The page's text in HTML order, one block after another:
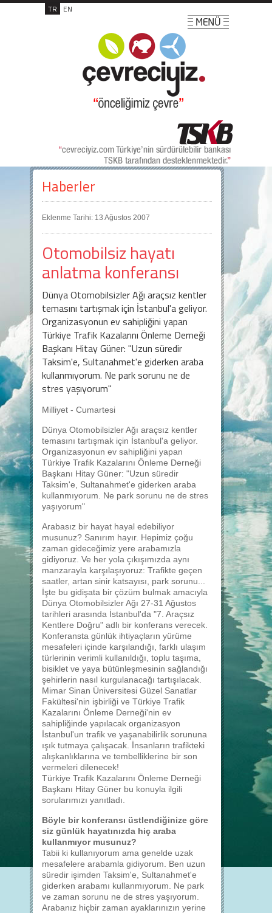
TR EN
Haberler
Eklenme Tarihi: 13 Ağustos 2007
Otomobilsiz hayatı
anlatma konferansı
Dünya Otomobilsizler Ağı araçsız kentler
temasını tartışmak için İstanbul'a geliyor.
Organizasyonun ev sahipliğini yapan
Türkiye Trafik Kazalarını Önleme Derneği
Başkanı Hitay Güner: "Uzun süredir
Taksim'e, Sultanahmet'e giderken araba
kullanmıyorum. Ne park sorunu ne de
stres yaşıyorum"
Milliyet - Cumartesi
Dünya Otomobilsizler Ağı araçsız kentler
temasını tartışmak için İstanbul'a geliyor.
Organizasyonun ev sahipliğini yapan
Türkiye Trafik Kazalarını Önleme Derneği
Başkanı Hitay Güner: "Uzun süredir
Taksim'e, Sultanahmet'e giderken araba
kullanmıyorum. Ne park sorunu ne de stres
yaşıyorum"
Arabasız bir hayat hayal edebiliyor
musunuz? Sanırım hayır. Hepimiz çoğu
zaman gideceğimiz yere arabamızla
gidiyoruz. Ve her yola çıkışımızda aynı
manzarayla karşılaşıyoruz: Trafikte geçen
saatler, artan sinir katsayısı, park sorunu...
İşte bu gidişata bir çözüm bulmak amacıyla
Dünya Otomobilsizler Ağı 27-31 Ağustos
tarihleri arasında İstanbul'da "7. Araçsız
Kentlere Doğru" adlı bir konferans verecek.
Konferansta günlük ihtiyaçların yürüme
mesafeleri içinde karşılandığı, farklı ulaşım
türlerinin verimli kullanıldığı, toplu taşıma,
bisiklet ve yaya bütünleşmesinin sağlandığı
şehirlerin nasıl kurgulanacağı tartışılacak.
Mimar Sinan Üniversitesi Güzel Sanatlar
Fakültesi'nin işbirliği ve Türkiye Trafik
Kazalarını Önleme Derneği'nin ev
sahipliğinde yapılacak organizasyon
İstanbul'un trafik ve yaşanabilirlik sorununa
ışık tutmaya çalışacak. İnsanların trafikteki
alışkanlıklarına ve tembelliklerine bir son
vermeleri dilenecek!
Türkiye Trafik Kazalarını Önleme Derneği
Başkanı Hitay Güner bu konuyla ilgili
sorularımızı yanıtladı.
Böyle bir konferansı üstlendiğinize göre
siz günlük hayatınızda hiç araba
kullanmıyor musunuz?
Tabii ki kullanıyorum ama genelde uzak
mesafelere arabamla gidiyorum. Ben uzun
süredir işimden Taksim'e, Sultanahmet'e
giderken arabamı kullanmıyorum. Ne park
ve zaman sorunu ne de stres yaşıyorum.
Arabanız hiçbir zaman ayaklarınızın yerine